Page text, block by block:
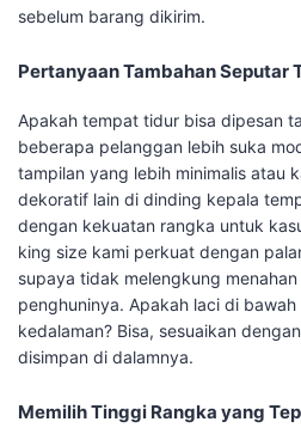
sebelum barang dikirim.
Pertanyaan Tambahan Seputar
Apakah tempat tidur bisa dipesan
beberapa pelanggan lebih suka
tampilan yang lebih minimalis atau
dekoratif lain di dinding kepala
dengan kekuatan rangka untuk
king size kami perkuat dengan
supaya tidak melengkung
penghuninya. Apakah laci di
kedalaman? Bisa, sesuaikan
disimpan di dalamnya.
Memilih Tinggi Rangka yang